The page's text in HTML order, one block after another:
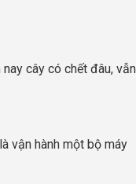
cây có chết đâu, vẫn
vận hành một bộ máy